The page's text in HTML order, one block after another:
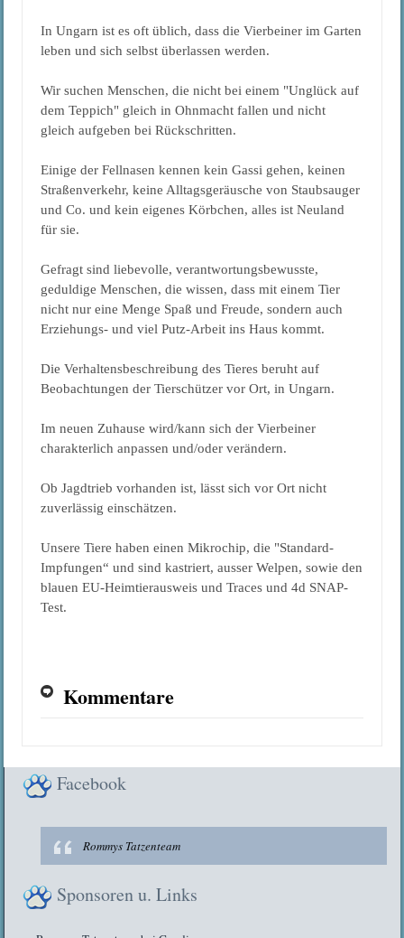
In Ungarn ist es oft üblich, dass die Vierbeiner im Garten
leben und sich selbst überlassen werden.
Wir suchen Menschen, die nicht bei einem "Unglück auf
dem Teppich" gleich in Ohnmacht fallen und nicht
gleich aufgeben bei Rückschritten.
Einige der Fellnasen kennen kein Gassi gehen, keinen
Straßenverkehr, keine Alltagsgeräusche von Staubsauger
und Co. und kein eigenes Körbchen, alles ist Neuland
für sie.
Gefragt sind liebevolle, verantwortungsbewusste,
geduldige Menschen, die wissen, dass mit einem Tier
nicht nur eine Menge Spaß und Freude, sondern auch
Erziehungs- und viel Putz-Arbeit ins Haus kommt.
Die Verhaltensbeschreibung des Tieres beruht auf
Beobachtungen der Tierschützer vor Ort, in Ungarn.
Im neuen Zuhause wird/kann sich der Vierbeiner
charakterlich anpassen und/oder verändern.
Ob Jagdtrieb vorhanden ist, lässt sich vor Ort nicht
zuverlässig einschätzen.
Unsere Tiere haben einen Mikrochip, die "Standard-
Impfungen“ und sind kastriert, ausser Welpen, sowie den
blauen EU-Heimtierausweis und Traces und 4d SNAP-
Test.
Kommentare
Facebook
Rommys Tatzenteam
Sponsoren u. Links